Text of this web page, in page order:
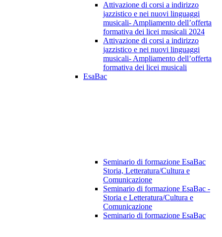
Attivazione di corsi a indirizzo
jazzistico e nei nuovi linguaggi
musicali- Ampliamento dell’offerta
formativa dei licei musicali 2024
Attivazione di corsi a indirizzo
jazzistico e nei nuovi linguaggi
musicali- Ampliamento dell’offerta
formativa dei licei musicali
EsaBac
Seminario di formazione EsaBac
Storia, Letteratura/Cultura e
Comunicazione
Seminario di formazione EsaBac -
Storia e Letteratura/Cultura e
Comunicazione
Seminario di formazione EsaBac